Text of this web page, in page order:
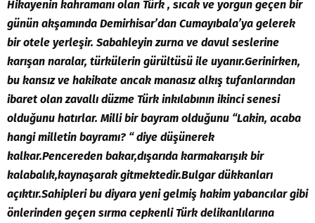
Hikayenin kahramanı olan Türk , sıcak ve yorgun geçen bir
günün akşamında Demirhisar’dan Cumayıbala’ya gelerek
bir otele yerleşir. Sabahleyin zurna ve davul seslerine
karışan naralar, türkülerin gürültüsü ile uyanır.Gerinirken,
bu kansız ve hakikate ancak manasız alkış tufanlarından
ibaret olan zavallı düzme Türk inkılabının ikinci senesi
olduğunu hatırlar. Milli bir bayram olduğunu “Lakin, acaba
hangi milletin bayramı? “ diye düşünerek
kalkar.Pencereden bakar,dışarıda karmakarışık bir
kalabalık,kaynaşarak gitmektedir.Bulgar dükkanları
açıktır.Sahipleri bu diyara yeni gelmiş hakim yabancılar gibi
önlerinden geçen sırma cepkenli Türk delikanlılarına